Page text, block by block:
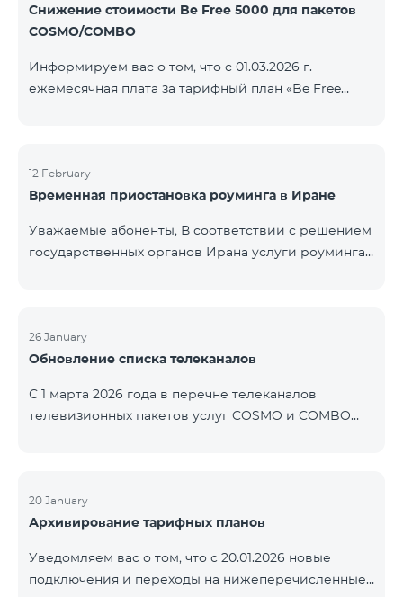
предоставлена в случае изменения ситуации.
Благодарим за понимание.
Снижение стоимости Be Free 5000 для пакетов
COSMO/COMBO
Информируем вас о том, что с 01.03.2026 г.
ежемесячная плата за тарифный план «Be Free
тарифному плану могут все абоненты с активной
подпиской на пакеты услуг COSMO или COMBO. С
ознакомиться здесь.
12 February
Временная приостановка роуминга в Иране
Уважаемые абоненты, В соответствии с решением
государственных органов Ирана услуги роуминга
контролем нашей компании. В настоящее время
точные сроки восстановления услуг неизвестны.
предоставлена по мере изменения ситуации.
Благодарим за понимание.
26 January
Обновление списка телеканалов
С 1 марта 2026 года в перечне телеканалов
телевизионных пакетов услуг COSMO и COMBO
только в тех регионах, где их трансляция является
обязательной. Данные изменения реализуются в
телевизионной платформы и полностью
соответствуют нормам местного вещания.
20 January
Архивирование тарифных планов
Уведомляем вас о том, что с 20.01.2026 новые
подключения и переходы на нижеперечисленные